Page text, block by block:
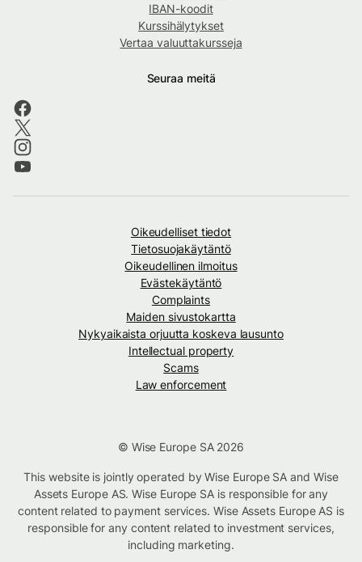
IBAN-koodit
Kurssihälytykset
Vertaa valuuttakursseja
Seuraa meitä
Oikeudelliset tiedot
Tietosuojakäytäntö
Oikeudellinen ilmoitus
Evästekäytäntö
Complaints
Maiden sivustokartta
Nykyaikaista orjuutta koskeva lausunto
Intellectual property
Scams
Law enforcement
© Wise Europe SA 2026
This website is jointly operated by Wise Europe SA and Wise
Assets Europe AS. Wise Europe SA is responsible for any
content related to payment services. Wise Assets Europe AS is
responsible for any content related to investment services,
including marketing.